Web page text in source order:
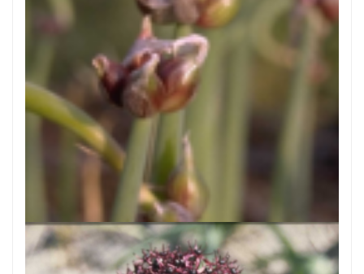
Egyptische ui
Allium cepa 'Proliferum'